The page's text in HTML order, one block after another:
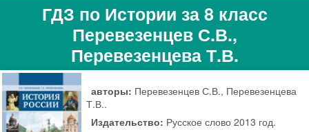
ГДЗ по Истории за 8 класс
Перевезенцев С.В.,
Перевезенцева Т.В.
авторы: Перевезенцев С.В., Перевезенцева
Т.В..
Издательство: Русское слово 2013 год.